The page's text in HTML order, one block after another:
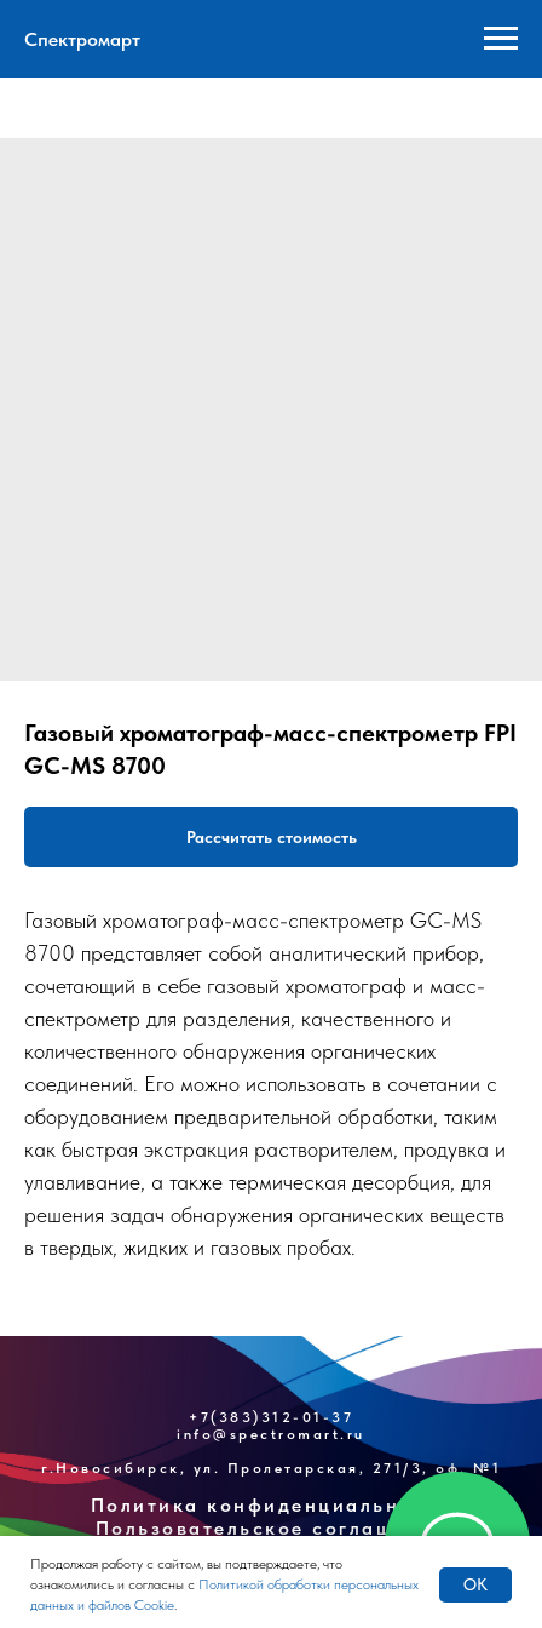
Спектромарт
Газовый хроматограф-масс-спектрометр FPI
GC-MS 8700
Рассчитать стоимость
Газовый хроматограф-масс-спектрометр GC-MS
8700 представляет собой аналитический прибор,
сочетающий в себе газовый хроматограф и масс-
спектрометр для разделения, качественного и
количественного обнаружения органических
соединений. Его можно использовать в сочетании с
оборудованием предварительной обработки, таким
как быстрая экстракция растворителем, продувка и
улавливание, а также термическая десорбция, для
решения задач обнаружения органических веществ
в твердых, жидких и газовых пробах.
+7(383)312-01-37
info@spectromart.ru
г.Новосибирск, ул. Пролетарская, 271/3, оф. №1
Политика конфиденциальности
Пользовательское соглашение
Продолжая работу с сайтом, вы подтверждаете, что
ознакомились и согласны с Политикой обработки персональных
данных и файлов Cookie.
OK